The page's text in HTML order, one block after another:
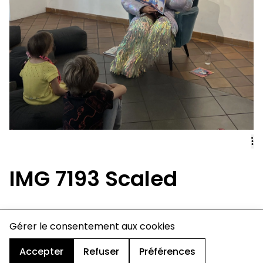
Gérer le consentement aux cookies
Accepter
Refuser Préférences
IMG 7193 Scaled
charte de confidentialité
mentions légales
cookies
design & développement :